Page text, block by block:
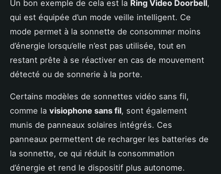
Un bon exemple de cela est la Ring Video Doorbell,
qui est équipée d’un mode veille intelligent. Ce
mode permet à la sonnette de consommer moins
d’énergie lorsqu’elle n’est pas utilisée, tout en
restant prête à se réactiver en cas de mouvement
détecté ou de sonnerie à la porte.
Certains modèles de sonnettes vidéo sans fil,
comme la visiophone sans fil, sont également
munis de panneaux solaires intégrés. Ces
panneaux permettent de recharger les batteries de
la sonnette, ce qui réduit la consommation
d’énergie et rend le dispositif plus autonome.